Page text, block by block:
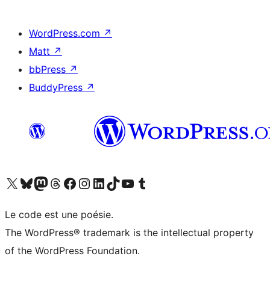
WordPress.com ↗
Matt ↗
bbPress ↗
BuddyPress ↗
Visitez notre compte X (précédemment Twitter)
Visiter notre compte Bluesky
Visiter notre compte Mastodon
Visiter notre compte Threads
Consulter notre compte Facebook
Consulter notre compte Instagram
Consulter notre compte LinkedIn
Visiter notre compte TokTok
Visiter notre chaîne YouTube
Visiter notre compte Tumblr
Le code est une poésie.
The WordPress® trademark is the intellectual property
of the WordPress Foundation.